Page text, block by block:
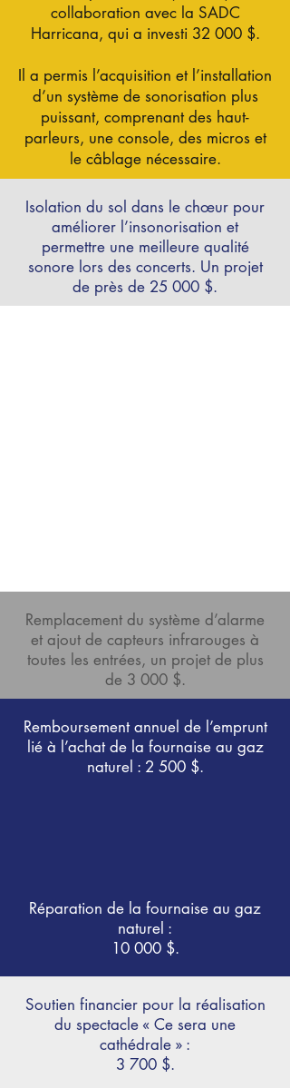
collaboration avec la SADC
Harricana, qui a investi 32 000 $.
Il a permis l’acquisition et l’installation
d’un système de sonorisation plus
puissant, comprenant des haut-
parleurs, une console, des micros et
le câblage nécessaire.
Isolation du sol dans le chœur pour
améliorer l’insonorisation et
permettre une meilleure qualité
sonore lors des concerts. Un projet
de près de 25 000 $.
Remplacement du système d’alarme
et ajout de capteurs infrarouges à
toutes les entrées, un projet de plus
de 3 000 $.
Remboursement annuel de l’emprunt
lié à l’achat de la fournaise au gaz
naturel : 2 500 $.
Réparation de la fournaise au gaz
naturel :
10 000 $.
Soutien financier pour la réalisation
du spectacle « Ce sera une
cathédrale » :
3 700 $.